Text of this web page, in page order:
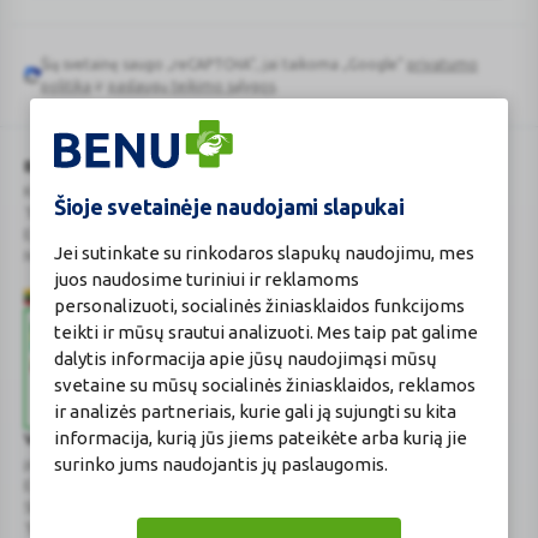
Šioje svetainėje naudojami slapukai
Jei sutinkate su rinkodaros slapukų naudojimu, mes
juos naudosime turiniui ir reklamoms
personalizuoti, socialinės žiniasklaidos funkcijoms
teikti ir mūsų srautui analizuoti. Mes taip pat galime
dalytis informacija apie jūsų naudojimąsi mūsų
svetaine su mūsų socialinės žiniasklaidos, reklamos
ir analizės partneriais, kurie gali ją sujungti su kita
informacija, kurią jūs jiems pateikėte arba kurią jie
surinko jums naudojantis jų paslaugomis.
Google
Šią svetainę saugo „reCAPTCHA“, jai taikoma „Google“ privatumo
politikair paslaugų teikimo sąlygos.
BENU Vaistinė Lietuva, UAB
Kauno r. sav., Karmėlavos sen., Ramučių k., Gamybos g. 4
Tel. +370 37 225 522
Maisto tvarkymo subjektų registro numeris: 190004257
Valstybinė vaistų kontrolės tarnyba
prie Lietuvos Respublikos sveikatos apsaugos ministerijos